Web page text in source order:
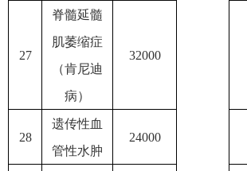
27
脊髓延髓
肌萎缩症
（肯尼迪
病）
32000
28
遗传性血
管性水肿
24000